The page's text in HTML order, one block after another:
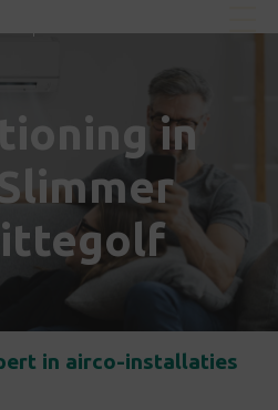
in
in airco-installaties